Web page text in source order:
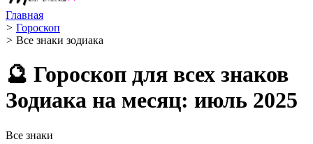
Главная
> Гороскоп
> Все знаки зодиака
🔮 Гороскоп для всех знаков
Зодиака на месяц: июль 2025
Все знаки